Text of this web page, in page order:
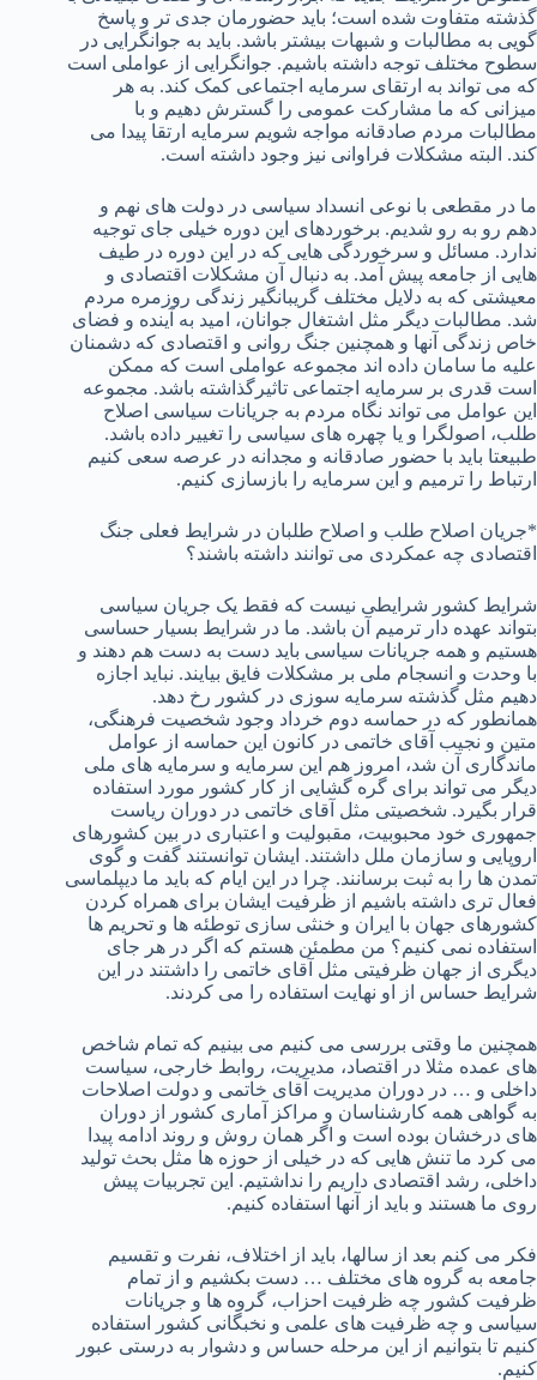
گذشته متفاوت شده است؛ باید حضورمان جدی تر و پاسخ
گویی به مطالبات و شبهات بیشتر باشد. باید به جوانگرایی در
سطوح مختلف توجه داشته باشیم. جوانگرایی از عواملی است
که می تواند به ارتقای سرمایه اجتماعی کمک کند. به هر
میزانی که ما مشارکت عمومی را گسترش دهیم و با
مطالبات مردم صادقانه مواجه شویم سرمایه ارتقا پیدا می
کند. البته مشکلات فراوانی نیز وجود داشته است.
ما در مقطعی با نوعی انسداد سیاسی در دولت های نهم و
دهم رو به رو شدیم. برخوردهای این دوره خیلی جای توجیه
ندارد. مسائل و سرخوردگی هایی که در این دوره در طیف
هایی از جامعه پیش آمد. به دنبال آن مشکلات اقتصادی و
معیشتی که به دلایل مختلف گریبانگیر زندگی روزمره مردم
شد. مطالبات دیگر مثل اشتغال جوانان، امید به آینده و فضای
خاص زندگی آنها و همچنین جنگ روانی و اقتصادی که دشمنان
علیه ما سامان داده اند مجموعه عواملی است که ممکن
است قدری بر سرمایه اجتماعی تاثیرگذاشته باشد. مجموعه
این عوامل می تواند نگاه مردم به جریانات سیاسی اصلاح
طلب، اصولگرا و یا چهره های سیاسی را تغییر داده باشد.
طبیعتا باید با حضور صادقانه و مجدانه در عرصه سعی کنیم
ارتباط را ترمیم و این سرمایه را بازسازی کنیم.
*جریان اصلاح طلب و اصلاح طلبان در شرایط فعلی جنگ
اقتصادی چه عمکردی می توانند داشته باشند؟
شرایط کشور شرایطی نیست که فقط یک جریان سیاسی
بتواند عهده دار ترمیم آن باشد. ما در شرایط بسیار حساسی
هستیم و همه جریانات سیاسی باید دست به دست هم دهند و
با وحدت و انسجام ملی بر مشکلات فایق بیایند. نباید اجازه
دهیم مثل گذشته سرمایه سوزی در کشور رخ دهد.
همانطور که در حماسه دوم خرداد وجود شخصیت فرهنگی،
متین و نجیب آقای خاتمی در کانون این حماسه از عوامل
ماندگاری آن شد، امروز هم این سرمایه و سرمایه های ملی
دیگر می تواند برای گره گشایی از کار کشور مورد استفاده
قرار بگیرد. شخصیتی مثل آقای خاتمی در دوران ریاست
جمهوری خود محبوبیت، مقبولیت و اعتباری در بین کشورهای
اروپایی و سازمان ملل داشتند. ایشان توانستند گفت و گوی
تمدن ها را به ثبت برسانند. چرا در این ایام که باید ما دیپلماسی
فعال تری داشته باشیم از ظرفیت ایشان برای همراه کردن
کشورهای جهان با ایران و خنثی سازی توطئه ها و تحریم ها
استفاده نمی کنیم؟ من مطمئن هستم که اگر در هر جای
دیگری از جهان ظرفیتی مثل آقای خاتمی را داشتند در این
شرایط حساس از او نهایت استفاده را می کردند.
همچنین ما وقتی بررسی می کنیم می بینیم که تمام شاخص
های عمده مثلا در اقتصاد، مدیریت، روابط خارجی، سیاست
داخلی و … در دوران مدیریت آقای خاتمی و دولت اصلاحات
به گواهی همه کارشناسان و مراکز آماری کشور از دوران
های درخشان بوده است و اگر همان روش و روند ادامه پیدا
می کرد ما تنش هایی که در خیلی از حوزه ها مثل بحث تولید
داخلی، رشد اقتصادی داریم را نداشتیم. این تجربیات پیش
روی ما هستند و باید از آنها استفاده کنیم.
فکر می کنم بعد از سالها، باید از اختلاف، نفرت و تقسیم
جامعه به گروه های مختلف … دست بکشیم و از تمام
ظرفیت کشور چه ظرفیت احزاب، گروه ها و جریانات
سیاسی و چه ظرفیت های علمی و نخبگانی کشور استفاده
کنیم تا بتوانیم از این مرحله حساس و دشوار به درستی عبور
کنیم.